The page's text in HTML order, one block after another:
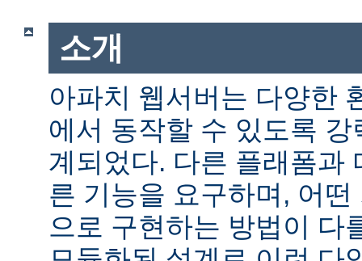
소개
아파치 웹서버는 다양한
에서 동작할 수 있도록
계되었다. 다른 플래폼과
른 기능을 요구하며, 어
으로 구현하는 방법이 다